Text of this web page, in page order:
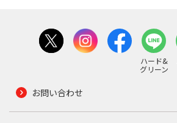
ハード&
グリーン
お問い合わせ